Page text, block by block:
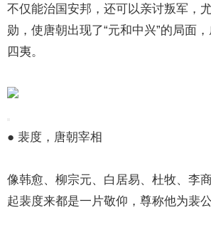
不仅能治国安邦，还可以亲讨叛军，
勋，使唐朝出现了“元和中兴”的局面
四夷。
● 裴度，唐朝宰相
像韩愈、柳宗元、白居易、杜牧、李
起裴度来都是一片敬仰，尊称他为裴公